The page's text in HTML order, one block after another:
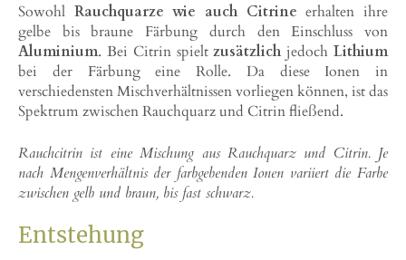
Sowohl Rauchquarze wie auch Citrine erhalten ihre
gelbe bis braune Färbung durch den Einschluss von
Aluminium. Bei Citrin spieltzusätzlichjedochLithium
bei der Färbung eine Rolle. Da diese Ionen in
verschiedensten Mischverhältnissen vorliegen können, ist das
Spektrum zwischen Rauchquarz und Citrin fließend.
Rauchcitrin ist eine Mischung aus Rauchquarz und Citrin. Je
nach Mengenverhältnis der farbgebenden Ionen variiert die Farbe
zwischen gelb und braun, bis fast schwarz.
Entstehung